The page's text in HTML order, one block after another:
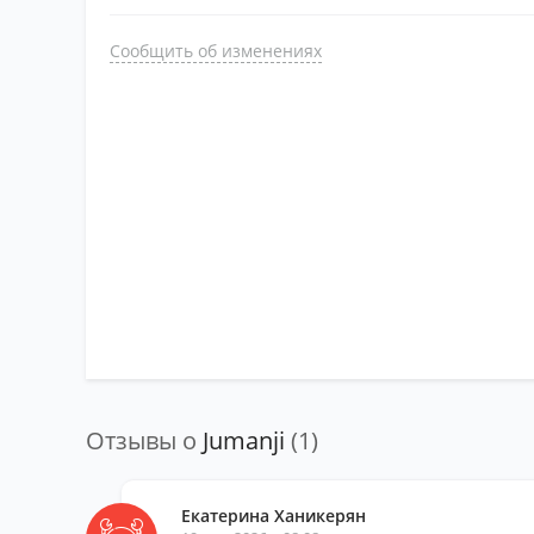
Сообщить об изменениях
Отзывы о Jumanji (1)
Екатерина Ханикерян